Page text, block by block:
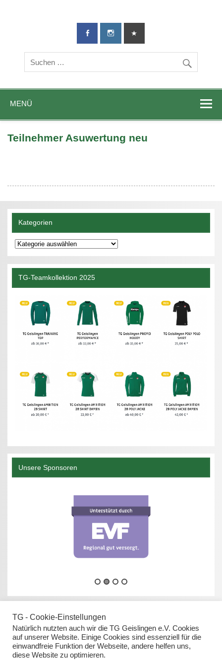
TG-Geislingen
DIE Sportadresse in Geislingen!
MENÜ
Teilnehmer Asuwertung neu
Kategorien
Kategorien
TG-Teamkollektion 2025
Unsere Sponsoren
Datenschutz
TG - Cookie-Einstellungen
Natürlich nutzten auch wir die TG Geislingen e.V. Cookies
auf unserer Website. Einige Cookies sind essenziell für die
einwandfreie Funktion der Webseite, andere helfen uns,
diese Website zu optimieren.